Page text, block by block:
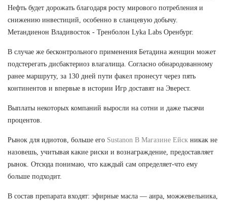
Нефть будет дорожать благодаря росту мирового потребления и
снижению инвестиций, особенно в сланцевую добычу.
Метандиенон Владивосток - Тренболон Lyka Labs Оренбург.
В случае же бесконтрольного применения Бетадина женщин может
подстерегать дисбактериоз влагалища. Согласно обнародованному
ранее маршруту, за 130 дней пути факел пронесут через пять
континентов и впервые в истории Игр доставят на Эверест.
Выплаты некоторых компаний выросли на сотни и даже тысячи
процентов.
Рынок для идиотов, больше его Sustanon В Магазине Ейск никак не
назовешь, учитывая какие риски и вознаграждение, предоставляет
рынок. Отсюда понимаю, что каждый сам определяет-что ему
больше подходит.
В состав препарата входят: эфирные масла — аира, можжевельника,